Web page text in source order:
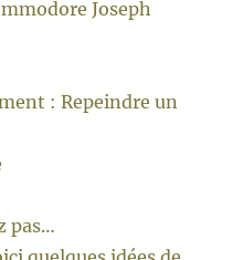
Joseph
: Repeindre un
pas…